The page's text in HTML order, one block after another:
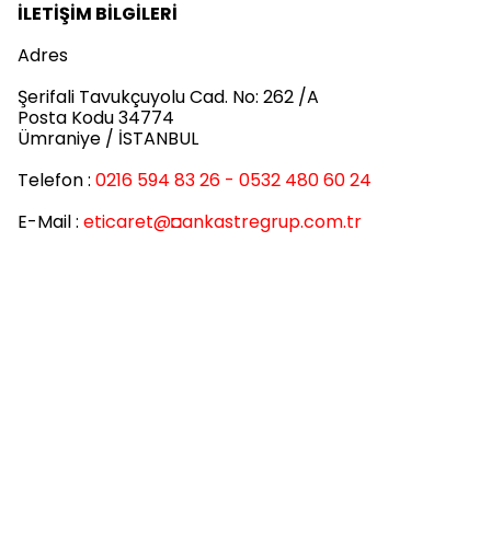
İLETİŞİM BİLGİLERİ
Adres
Şerifali Tavukçuyolu Cad. No: 262 /A
Posta Kodu 34774
Ümraniye / İSTANBUL
Telefon : 0216 594 83 26 - 0532 480 60 24
E-Mail : eticaret@◘ankastregrup.com.tr